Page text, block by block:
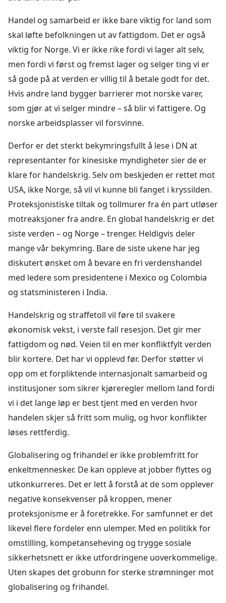
Handel og samarbeid er ikke bare viktig for land som
skal løfte befolkningen ut av fattigdom. Det er også
viktig for Norge. Vi er ikke rike fordi vi lager alt selv,
men fordi vi først og fremst lager og selger ting vi er
så gode på at verden er villig til å betale godt for det.
Hvis andre land bygger barrierer mot norske varer,
som gjør at vi selger mindre – så blir vi fattigere. Og
norske arbeidsplasser vil forsvinne.
Derfor er det sterkt bekymringsfullt å lese i DN at
representanter for kinesiske myndigheter sier de er
klare for handelskrig. Selv om beskjeden er rettet mot
USA, ikke Norge, så vil vi kunne bli fanget i kryssilden.
Proteksjonistiske tiltak og tollmurer fra én part utløser
motreaksjoner fra andre. En global handelskrig er det
siste verden – og Norge – trenger. Heldigvis deler
mange vår bekymring. Bare de siste ukene har jeg
diskutert ønsket om å bevare en fri verdenshandel
med ledere som presidentene i Mexico og Colombia
og statsministeren i India.
Handelskrig og straffetoll vil føre til svakere
økonomisk vekst, i verste fall resesjon. Det gir mer
fattigdom og nød. Veien til en mer konfliktfylt verden
blir kortere. Det har vi opplevd før. Derfor støtter vi
opp om et forpliktende internasjonalt samarbeid og
institusjoner som sikrer kjøreregler mellom land fordi
vi i det lange løp er best tjent med en verden hvor
handelen skjer så fritt som mulig, og hvor konflikter
løses rettferdig.
Globalisering og frihandel er ikke problemfritt for
enkeltmennesker. De kan oppleve at jobber flyttes og
utkonkurreres. Det er lett å forstå at de som opplever
negative konsekvenser på kroppen, mener
proteksjonisme er å foretrekke. For samfunnet er det
likevel flere fordeler enn ulemper. Med en politikk for
omstilling, kompetanseheving og trygge sosiale
sikkerhetsnett er ikke utfordringene uoverkommelige.
Uten skapes det grobunn for sterke strømninger mot
globalisering og frihandel.